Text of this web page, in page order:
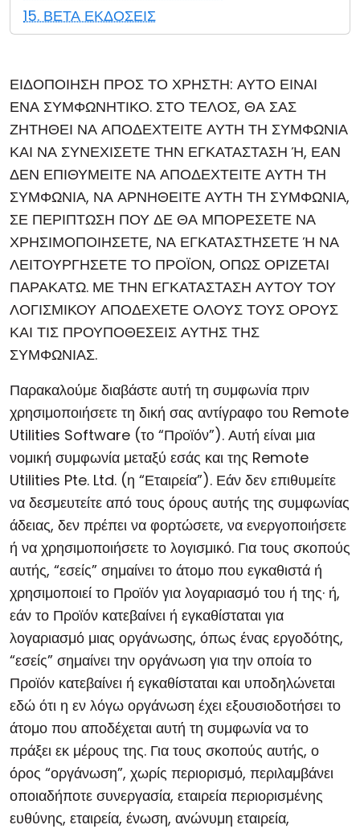
15. ΒΕΤΑ ΕΚΔΟΣΕΙΣ
ΕΙΔΟΠΟΙΗΣΗ ΠΡΟΣ ΤΟ ΧΡΗΣΤΗ: ΑΥΤΟ ΕΙΝΑΙ
ΕΝΑ ΣΥΜΦΩΝΗΤΙΚΟ. ΣΤΟ ΤΕΛΟΣ, ΘΑ ΣΑΣ
ΖΗΤΗΘΕΙ ΝΑ ΑΠΟΔΕΧΤΕΙΤΕ ΑΥΤΗ ΤΗ ΣΥΜΦΩΝΙΑ
ΚΑΙ ΝΑ ΣΥΝΕΧΙΣΕΤΕ ΤΗΝ ΕΓΚΑΤΑΣΤΑΣΗ Ή, ΕΑΝ
ΔΕΝ ΕΠΙΘΥΜΕΙΤΕ ΝΑ ΑΠΟΔΕΧΤΕΙΤΕ ΑΥΤΗ ΤΗ
ΣΥΜΦΩΝΙΑ, ΝΑ ΑΡΝΗΘΕΙΤΕ ΑΥΤΗ ΤΗ ΣΥΜΦΩΝΙΑ,
ΣΕ ΠΕΡΙΠΤΩΣΗ ΠΟΥ ΔΕ ΘΑ ΜΠΟΡΕΣΕΤΕ ΝΑ
ΧΡΗΣΙΜΟΠΟΙΗΣΕΤΕ, ΝΑ ΕΓΚΑΤΑΣΤΗΣΕΤΕ Ή ΝΑ
ΛΕΙΤΟΥΡΓΗΣΕΤΕ ΤΟ ΠΡΟΪΟΝ, ΟΠΩΣ ΟΡΙΖΕΤΑΙ
ΠΑΡΑΚΑΤΩ. ΜΕ ΤΗΝ ΕΓΚΑΤΑΣΤΑΣΗ ΑΥΤΟΥ ΤΟΥ
ΛΟΓΙΣΜΙΚΟΥ ΑΠΟΔΕΧΕΤΕ ΟΛΟΥΣ ΤΟΥΣ ΟΡΟΥΣ
ΚΑΙ ΤΙΣ ΠΡΟΥΠΟΘΕΣΕΙΣ ΑΥΤΗΣ ΤΗΣ
ΣΥΜΦΩΝΙΑΣ.
Παρακαλούμε διαβάστε αυτή τη συμφωνία πριν
χρησιμοποιήσετε τη δική σας αντίγραφο του Remote
Utilities Software (το “Προϊόν”). Αυτή είναι μια
νομική συμφωνία μεταξύ εσάς και της Remote
Utilities Pte. Ltd. (η “Εταιρεία”). Εάν δεν επιθυμείτε
να δεσμευτείτε από τους όρους αυτής της συμφωνίας
άδειας, δεν πρέπει να φορτώσετε, να ενεργοποιήσετε
ή να χρησιμοποιήσετε το λογισμικό. Για τους σκοπούς
αυτής, “εσείς” σημαίνει το άτομο που εγκαθιστά ή
χρησιμοποιεί το Προϊόν για λογαριασμό του ή της· ή,
εάν το Προϊόν κατεβαίνει ή εγκαθίσταται για
λογαριασμό μιας οργάνωσης, όπως ένας εργοδότης,
“εσείς” σημαίνει την οργάνωση για την οποία το
Προϊόν κατεβαίνει ή εγκαθίσταται και υποδηλώνεται
εδώ ότι η εν λόγω οργάνωση έχει εξουσιοδοτήσει το
άτομο που αποδέχεται αυτή τη συμφωνία να το
πράξει εκ μέρους της. Για τους σκοπούς αυτής, ο
όρος “οργάνωση”, χωρίς περιορισμό, περιλαμβάνει
οποιαδήποτε συνεργασία, εταιρεία περιορισμένης
ευθύνης, εταιρεία, ένωση, ανώνυμη εταιρεία,